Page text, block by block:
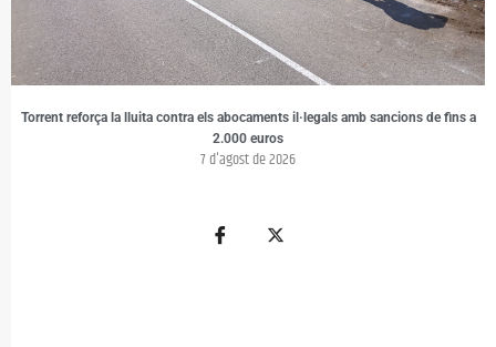
Torrent reforça la lluita contra els abocaments il·legals amb sancions de fins a
2.000 euros
7 d'agost de 2026